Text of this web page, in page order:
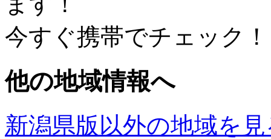
今すぐ携帯でチェック！
他の地域情報へ
新潟県版以外の地域を